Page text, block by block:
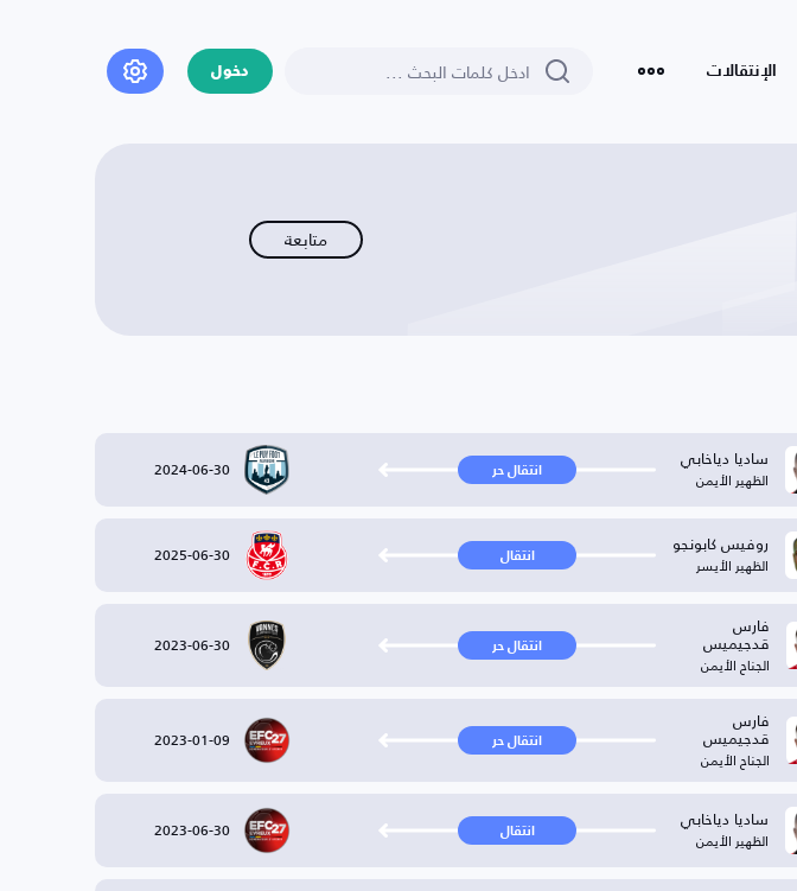
الإنتقالات دخول
متابعة
ساديا دياخابي
الظهير الأيمن انتقال حر 2024-06-30
روفيس كابونجو
الظهير الأيسر انتقال 2025-06-30
فارس
قدجيميس
الجناح الأيمن
انتقال حر 2023-06-30
فارس
قدجيميس
الجناح الأيمن
انتقال حر 2023-01-09
ساديا دياخابي
الظهير الأيمن انتقال 2023-06-30